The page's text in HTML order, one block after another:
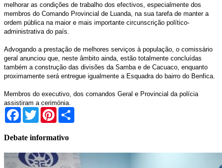
melhorar as condições de trabalho dos efectivos, especialmente dos
membros do Comando Provincial de Luanda, na sua tarefa de manter a
ordem pública na maior e mais importante circunscrição político-
administrativa do país.
Advogando a prestação de melhores serviços à população, o comissário
geral anunciou que, neste âmbito ainda, estão totalmente concluídas
também a construção das divisões da Samba e de Cacuaco, enquanto
proximamente será entregue igualmente a Esquadra do bairro do Benfica.
Membros do executivo, dos comandos Geral e Provincial da polícia
assistiram a cerimónia.
Facebook
TwitterPinterest
Debate informativo